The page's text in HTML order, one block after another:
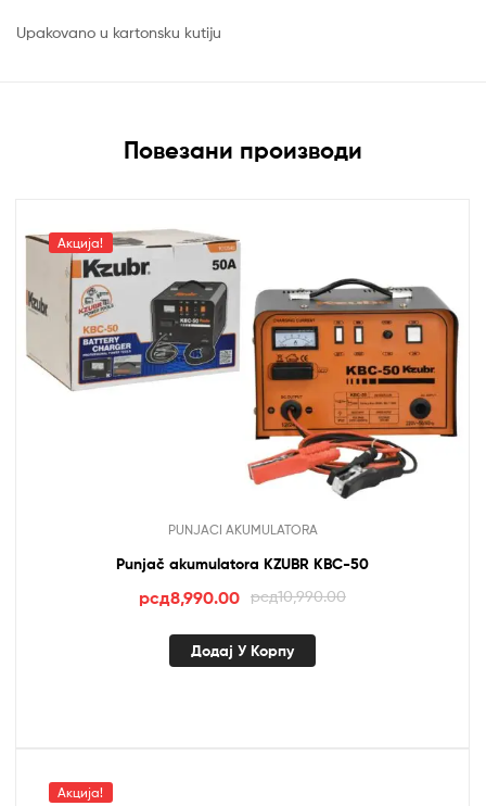
Upakovano u kartonsku kutiju
Повезани производи
Акција!
PUNJACI AKUMULATORA
Punjač akumulatora KZUBR KBC-50
рсд10,990.00
Оригинална
је
рсд8,990.00 Тренутна
је:
Додај У Корпу
Акција!